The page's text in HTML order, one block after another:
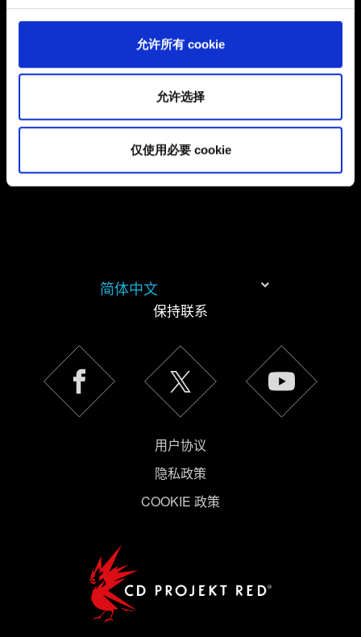
您可以在下面的"设置"菜单中找到有关我们使用 Cookie 的
其中的内容并准备好继续，请点击"确定"。
允许所有 cookie
允许选择
仅使用必要 cookie
有关个人数据的信息
简体中文
保持联系
用户协议
隐私政策
COOKIE 政策